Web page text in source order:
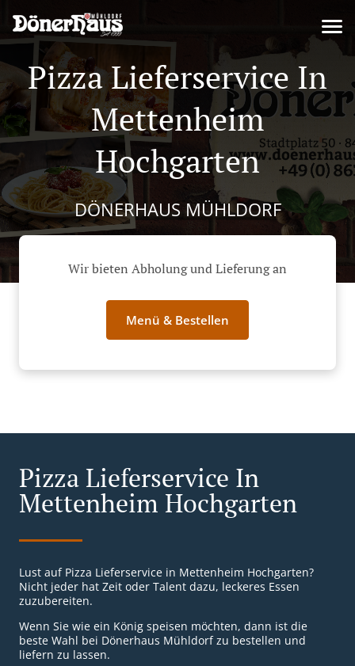
Pizza Lieferservice In
Mettenheim
Hochgarten
DÖNERHAUS MÜHLDORF
Wir bieten Abholung und Lieferung an
Menü & Bestellen
Pizza Lieferservice In
Mettenheim Hochgarten
Lust auf Pizza Lieferservice in Mettenheim Hochgarten?
Nicht jeder hat Zeit oder Talent dazu, leckeres Essen
zuzubereiten.
Wenn Sie wie ein König speisen möchten, dann ist die
beste Wahl bei Dönerhaus Mühldorf zu bestellen und
liefern zu lassen.